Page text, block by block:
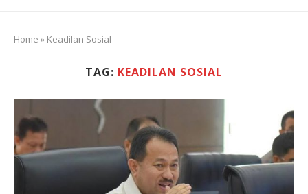
Home » Keadilan Sosial
TAG: KEADILAN SOSIAL